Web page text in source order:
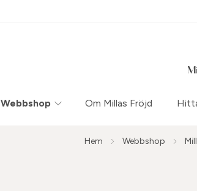
Webbshop Om Millas Fröjd
Hem Webbshop